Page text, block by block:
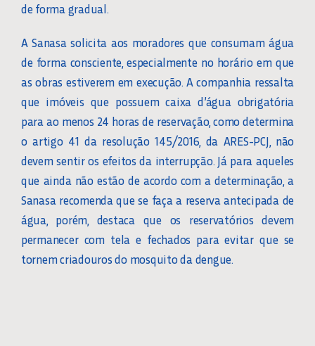
de forma gradual.
A Sanasa solicita aos moradores que consumam água
de forma consciente, especialmente no horário em que
as obras estiverem em execução. A companhia ressalta
que imóveis que possuem caixa d’água obrigatória
para ao menos 24 horas de reservação, como determina
o artigo 41 da resolução 145/2016, da ARES-PCJ, não
devem sentir os efeitos da interrupção. Já para aqueles
que ainda não estão de acordo com a determinação, a
Sanasa recomenda que se faça a reserva antecipada de
água, porém, destaca que os reservatórios devem
permanecer com tela e fechados para evitar que se
tornem criadouros do mosquito da dengue.